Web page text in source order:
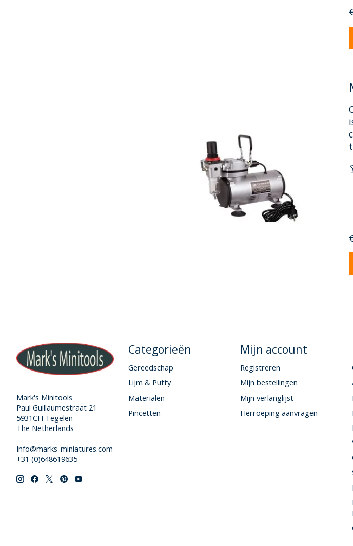
Mark's Minitools
Paul Guillaumestraat 21
5931CH Tegelen
The Netherlands
Info@marks-miniatures.com
+31 (0)648619635
Categorieën
Gereedschap
Lijm & Putty
Materialen
Pincetten
Mijn account
Registreren
Mijn bestellingen
Mijn verlanglijst
Herroeping aanvragen